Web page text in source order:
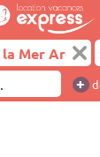
+